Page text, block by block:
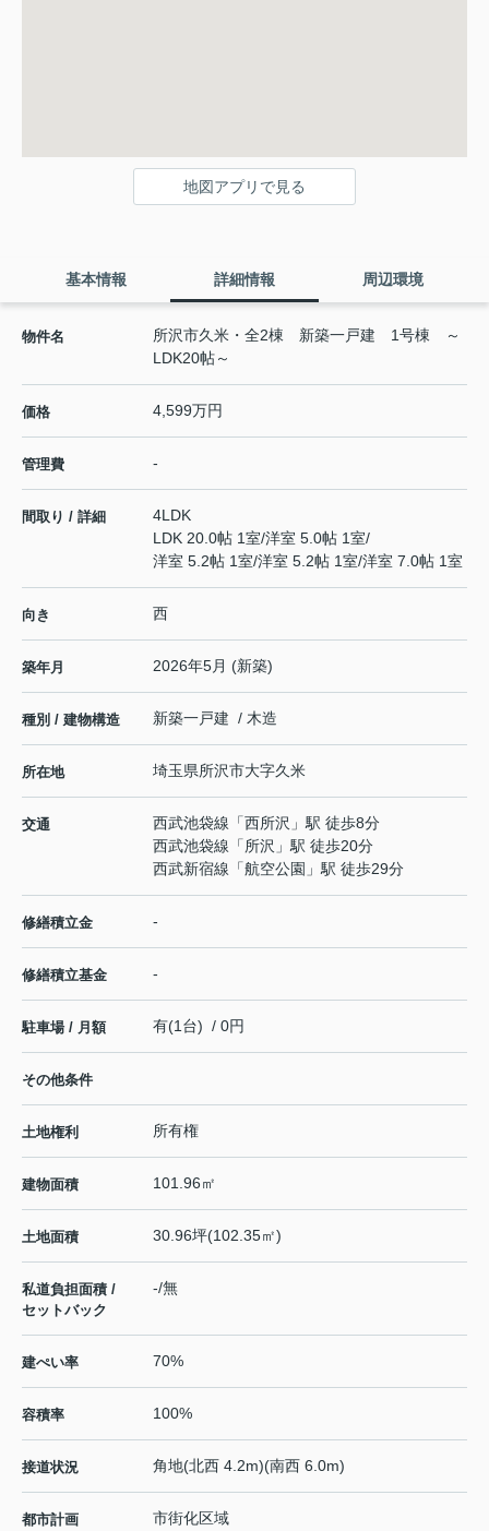
地図アプリで見る
基本情報 詳細情報 周辺環境
物件名
所沢市久米・全2棟 新築一戸建 1号棟 ～
LDK20帖～
価格 4,599万円
管理費 -
間取り / 詳細
4LDK
LDK 20.0帖 1室/洋室 5.0帖 1室/
洋室 5.2帖 1室/洋室 5.2帖 1室/洋室 7.0帖 1室
向き 西
築年月 2026年5月 (新築)
種別 / 建物構造 新築一戸建 / 木造
所在地 埼玉県所沢市大字久米
交通 西武池袋線 「西所沢 」駅 徒歩8分
西武池袋線 「所沢 」駅 徒歩20分
西武新宿線 「航空公園 」駅 徒歩29分
修繕積立金 -
修繕積立基金 -
駐車場 / 月額 有(1台) / 0円
その他条件
土地権利 所有権
建物面積 101.96㎡
土地面積 30.96坪(102.35㎡)
私道負担面積 /
セットバック
-/無
建ぺい率 70%
容積率 100%
接道状況 角地(北西 4.2m)(南西 6.0m)
都市計画 市街化区域